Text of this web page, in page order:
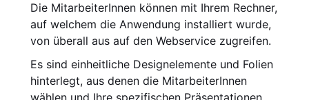
Die MitarbeiterInnen können mit Ihrem Rechner,
auf welchem die Anwendung installiert wurde,
von überall aus auf den Webservice zugreifen.
Es sind einheitliche Designelemente und Folien
hinterlegt, aus denen die MitarbeiterInnen